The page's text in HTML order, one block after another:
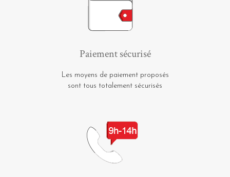
Paiement sécurisé
Les moyens de paiement proposés
sont tous totalement sécurisés